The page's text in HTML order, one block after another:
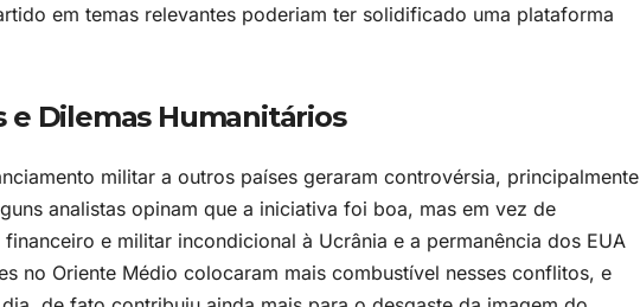
em temas relevantes poderiam ter solidificado uma plataforma
e Dilemas Humanitários
militar a outros países geraram controvérsia, principalmente
analistas opinam que a iniciativa foi boa, mas em vez de
e militar incondicional à Ucrânia e a permanência dos EUA
no Oriente Médio colocaram mais combustível nesses conflitos, e